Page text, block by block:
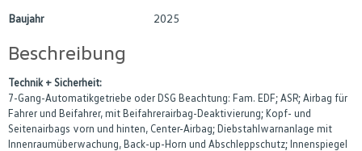
Baujahr
2025
Beschreibung
Technik + Sicherheit:
7-Gang-Automatikgetriebe oder DSG Beachtung: Fam. EDF; ASR; Airbag für
Fahrer und Beifahrer, mit Beifahrerairbag-Deaktivierung; Kopf- und
Seitenairbags vorn und hinten, Center-Airbag; Diebstahlwarnanlage mit
Innenraumüberwachung, Back-up-Horn und Abschleppschutz; Innenspiegel